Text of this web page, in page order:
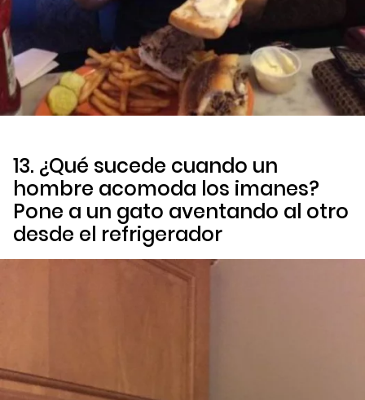
13. ¿Qué sucede cuando un
hombre acomoda los imanes?
Pone a un gato aventando al otro
desde el refrigerador